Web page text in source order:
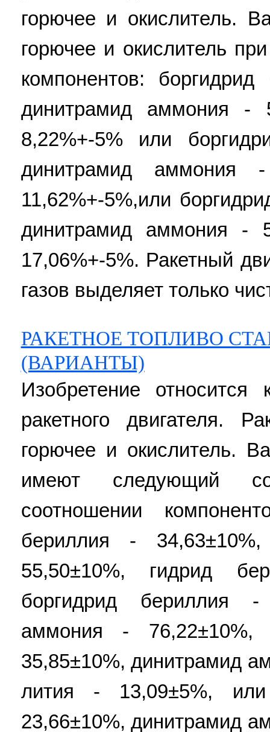
горючее и окислитель.
горючее и окислитель
компонентов:
динитрамид аммония -
8,22%+-5% или
динитрамид аммония
11,62%+-5%,или
динитрамид аммония -
17,06%+-5%. Ракетный
газов выделяет только
РАКЕТНОЕ ТОПЛИВО
(ВАРИАНТЫ)
Изобретение
ракетного двигателя.
горючее и окислитель.
имеют следующий
соотношении
бериллия -
55,50±10%, гидрид
боргидрид бериллия -
аммония -
35,85±10%, динитрамид
лития - 13,09±5%,
23,66±10%, динитрамид